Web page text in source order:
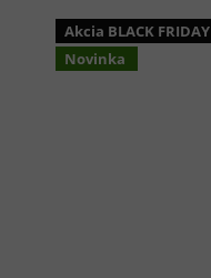
Akcia BLACK FRIDAY
Novinka